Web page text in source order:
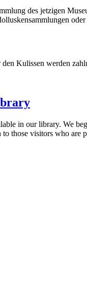
des jetzigen
Kulissen werden
in our library. We
those visitors who